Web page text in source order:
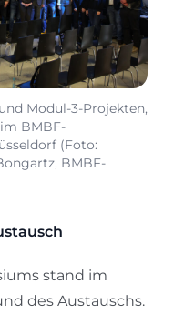
Modul-3-Projekten,
BMBF-
(Foto:
BMBF-
stand im
des Austauschs.